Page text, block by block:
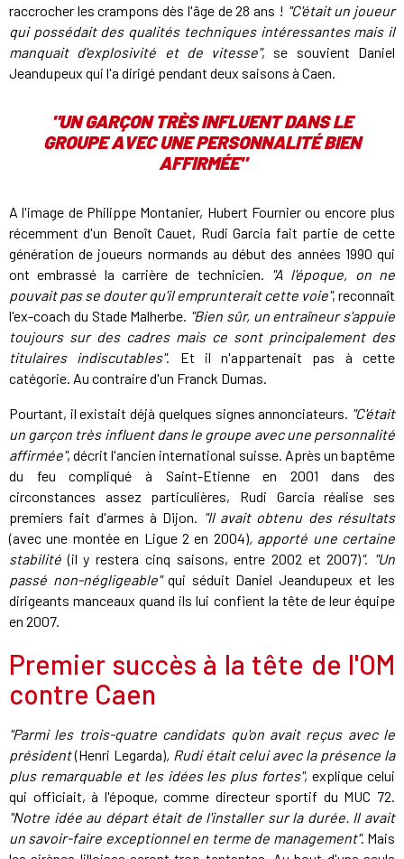
raccrocher les crampons dès l'âge de 28 ans ! "C'était un joueur
qui possédait des qualités techniques intéressantes mais il
manquait d'explosivité et de vitesse", se souvient Daniel
Jeandupeux qui l'a dirigé pendant deux saisons à Caen.
"UN GARÇON TRÈS INFLUENT DANS LE
GROUPE AVEC UNE PERSONNALITÉ BIEN
AFFIRMÉE"
A l'image de Philippe Montanier, Hubert Fournier ou encore plus
récemment d'un Benoît Cauet, Rudi Garcia fait partie de cette
génération de joueurs normands au début des années 1990 qui
ont embrassé la carrière de technicien. "A l'époque, on ne
pouvait pas se douter qu'il emprunterait cette voie", reconnaît
l'ex-coach du Stade Malherbe. "Bien sûr, un entraîneur s'appuie
toujours sur des cadres mais ce sont principalement des
titulaires indiscutables". Et il n'appartenait pas à cette
catégorie. Au contraire d'un Franck Dumas.
Pourtant, il existait déjà quelques signes annonciateurs. "C'était
un garçon très influent dans le groupe avec une personnalité
affirmée", décrit l'ancien international suisse. Après un baptême
du feu compliqué à Saint-Etienne en 2001 dans des
circonstances assez particulières, Rudi Garcia réalise ses
premiers fait d'armes à Dijon. "Il avait obtenu des résultats
(avec une montée en Ligue 2 en 2004), apporté une certaine
stabilité(il y restera cinq saisons, entre 2002 et 2007)". "Un
passé non-négligeable"qui séduit Daniel Jeandupeux et les
dirigeants manceaux quand ils lui confient la tête de leur équipe
en 2007.
Premier succès à la tête de l'OM
contre Caen
"Parmi les trois-quatre candidats qu'on avait reçus avec le
président(Henri Legarda), Rudi était celui avec la présence la
plus remarquable et les idées les plus fortes", explique celui
qui officiait, à l'époque, comme directeur sportif du MUC 72.
"Notre idée au départ était de l'installer sur la durée. Il avait
un savoir-faire exceptionnel en terme de management". Mais